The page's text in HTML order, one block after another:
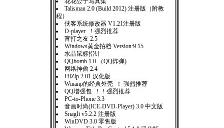
Talisman 2.0 (Build 2012) 注册版（附教
程）
侠客系统修改器 V1.21注册版
D-player ！强烈推荐
盲打之友 2.5
Windows黄金拍档 Version:9.15
水晶鼠标指针
QQbomb 1.0 （QQ炸弹)
网络神偷 2.4
FilZip 2.01 汉化版
Winanp的经典外壳 ！ 强烈推荐
QQ增强包 ！！强烈推荐
PC-to-Phone 3.3
音画时尚(ICE-DVD-Player) 3.0 中文版
SnagIt v5.2.2 注册版
WinDVD 3.0 零售版